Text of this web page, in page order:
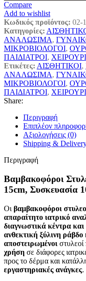
Compare
Add to wishlist
Κωδικός προϊόντος: 02-
Κατηγορίες:
ΑΝΑΛΩΣΙΜΑ,
ΜΙΚΡΟΒΙΟΛΟΓΟΙ,
ΠΑΙΔΙΑΤΡΟΙ,
Ετικέτες: ΑΙΣΘΗΤΙΚΟΙ,
ΑΝΑΛΩΣΙΜΑ,
ΜΙΚΡΟΒΙΟΛΟΓΟΙ,
ΠΑΙΔΙΑΤΡΟΙ,
Share:
Περιγραφή
Επιπλέον
Αξιολογήσεις (0)
Shipping &
Περιγραφή
Βαμβακοφόροι
15cm, Συσκευασία
Οι βαμβακοφόροι
απαραίτητο ιατρικό
διαγνωστικά κέντρα
ανθεκτική ξύλινη
αποστειρωμένοι
χρήση σε διάφορες
προς το δέρμα και
εργαστηριακές ανάγκες.